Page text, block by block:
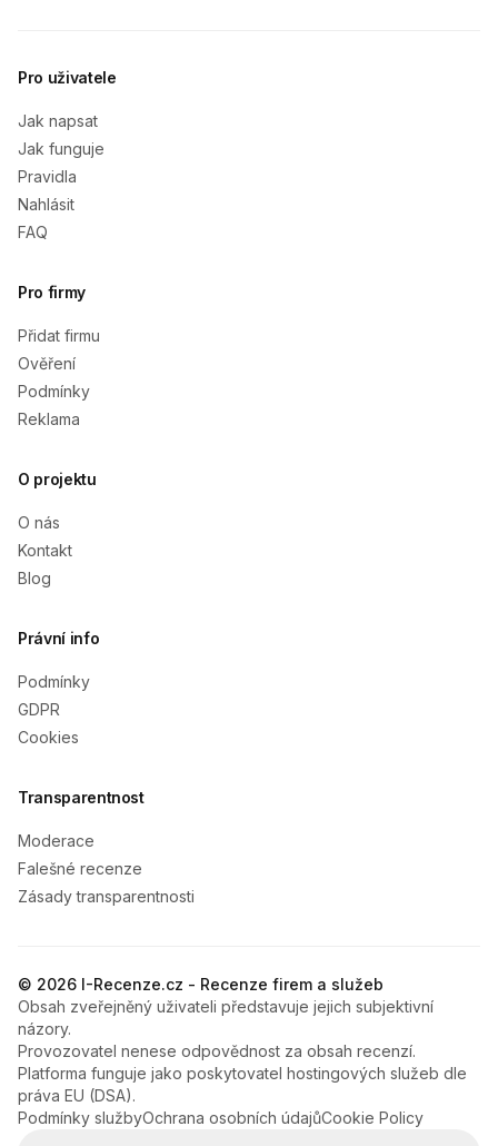
Pro uživatele
Jak napsat
Jak funguje
Pravidla
Nahlásit
FAQ
Pro firmy
Přidat firmu
Ověření
Podmínky
Reklama
O projektu
O nás
Kontakt
Blog
Právní info
Podmínky
GDPR
Cookies
Transparentnost
Moderace
Falešné recenze
Zásady transparentnosti
© 2026 I-Recenze.cz - Recenze firem a služeb
Obsah zveřejněný uživateli představuje jejich subjektivní
názory.
Provozovatel nenese odpovědnost za obsah recenzí.
Platforma funguje jako poskytovatel hostingových služeb dle
práva EU (DSA).
Podmínky službyOchrana osobních údajůCookie Policy